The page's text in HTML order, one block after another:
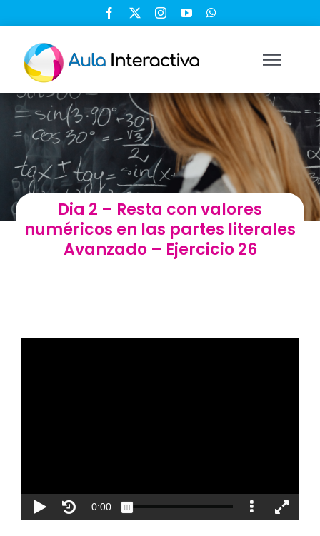
contenido
Ingresar
Registrarse
Nosotros
Soluciones
Dia 2 – Resta con valores
numéricos en las partes literales
Avanzado – Ejercicio 26